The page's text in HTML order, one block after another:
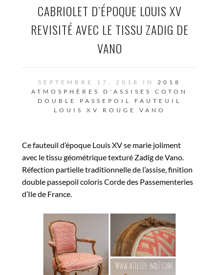
CABRIOLET D’ÉPOQUE LOUIS XV
REVISITÉ AVEC LE TISSU ZADIG DE
VANO
SEPTEMBRE 17, 2018 IN 2018
ATMOSPHÈRES D'ASSISES
COTON
DOUBLE PASSEPOIL
FAUTEUIL
LOUIS XV
ROUGE VANO
Ce fauteuil d’époque Louis XV se marie joliment
avec le tissu géométrique texturé Zadig de Vano.
Réfection partielle traditionnelle de l’assise, finition
double passepoil coloris Corde des Passementeries
d’Ile de France.